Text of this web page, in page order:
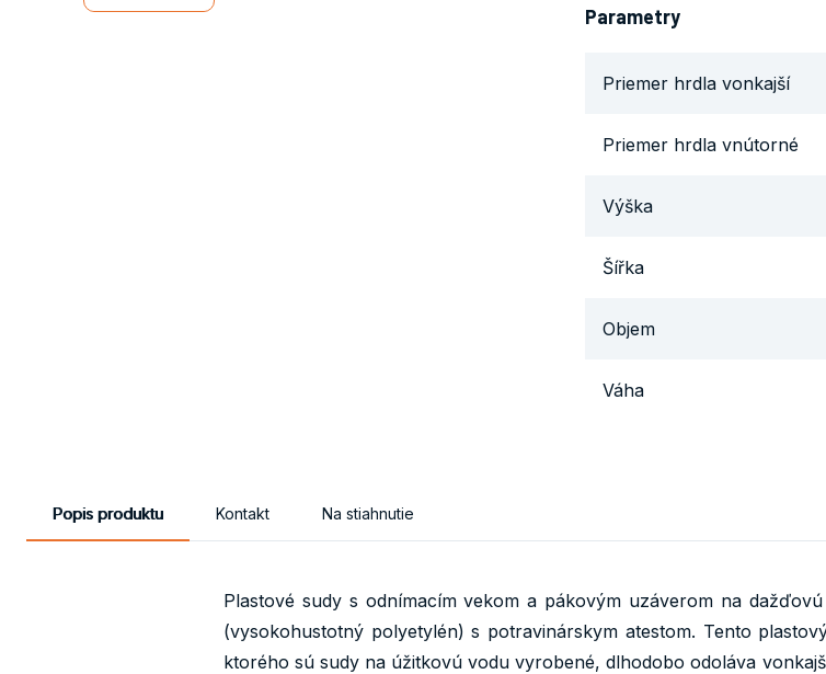
Parametry
Priemer hrdla vonkajší
Priemer hrdla vnútorné
Výška
Šířka
Objem
Váha
Popis produktu Kontakt Na stiahnutie
Plastové sudy s odnímacím vekom a pákovým uzáverom na
(vysokohustotný polyetylén) s potravinárskym atestom. Tento
ktorého sú sudy na úžitkovú vodu vyrobené, dlhodobo odoláva